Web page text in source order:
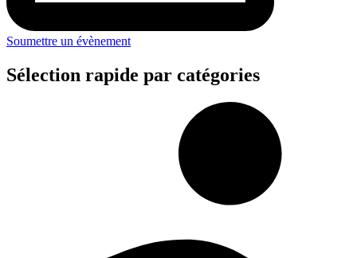
Soumettre un évènement
Sélection rapide par catégories